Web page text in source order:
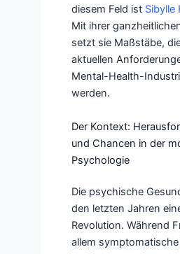
diesem Feld ist Sibylle
Mit ihrer
setzt sie Maßstäbe,
aktuellen
Mental-Health-
werden.
Der Kontext:
und Chancen in der
Psychologie
Die psychische
den letzten Jahren
Revolution. Während
allem